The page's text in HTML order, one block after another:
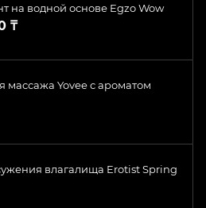
на водной основе Egzo Wow
₸
массажа Yovee с ароматом
влагалища Erotist Spring